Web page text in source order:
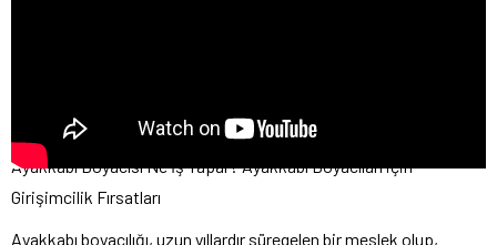
Ayakkabı Boyacısı Ne İş Yapar? Ayakkabı Boyacıları için
Girişimcilik Fırsatları
Ayakkabı boyacılığı, uzun yıllardır süregelen bir meslek olup,